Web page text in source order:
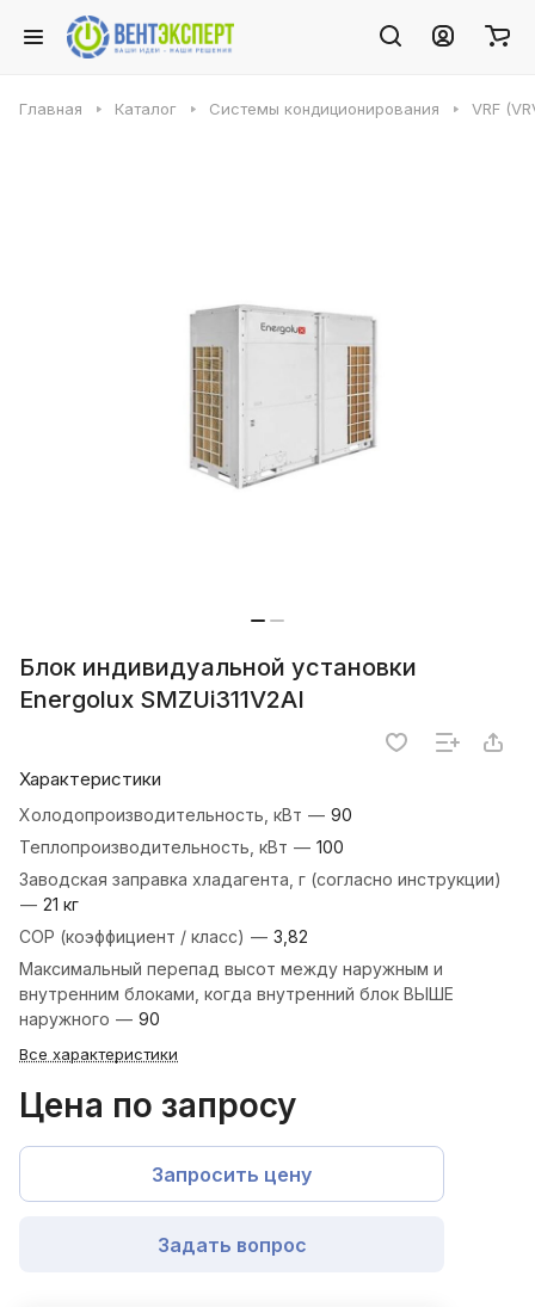
Главная Каталог Системы кондиционирования VRF
Блок индивидуальной установки
Energolux SMZUi311V2AI
Характеристики
Холодопроизводительность, кВт — 90
Теплопроизводительность, кВт — 100
Заводская заправка хладагента, г (согласно инструкции)
— 21 кг
COP (коэффициент / класс) — 3,82
Максимальный перепад высот между наружным и
внутренним блоками, когда внутренний блок ВЫШЕ
наружного — 90
Все характеристики
Цена по запросу
Запросить цену
Задать вопрос